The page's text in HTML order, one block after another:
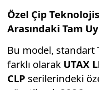
Özel Çip
Arasındaki Tam
Bu model, standart
farklı olarak UTAX
CLP serilerindeki